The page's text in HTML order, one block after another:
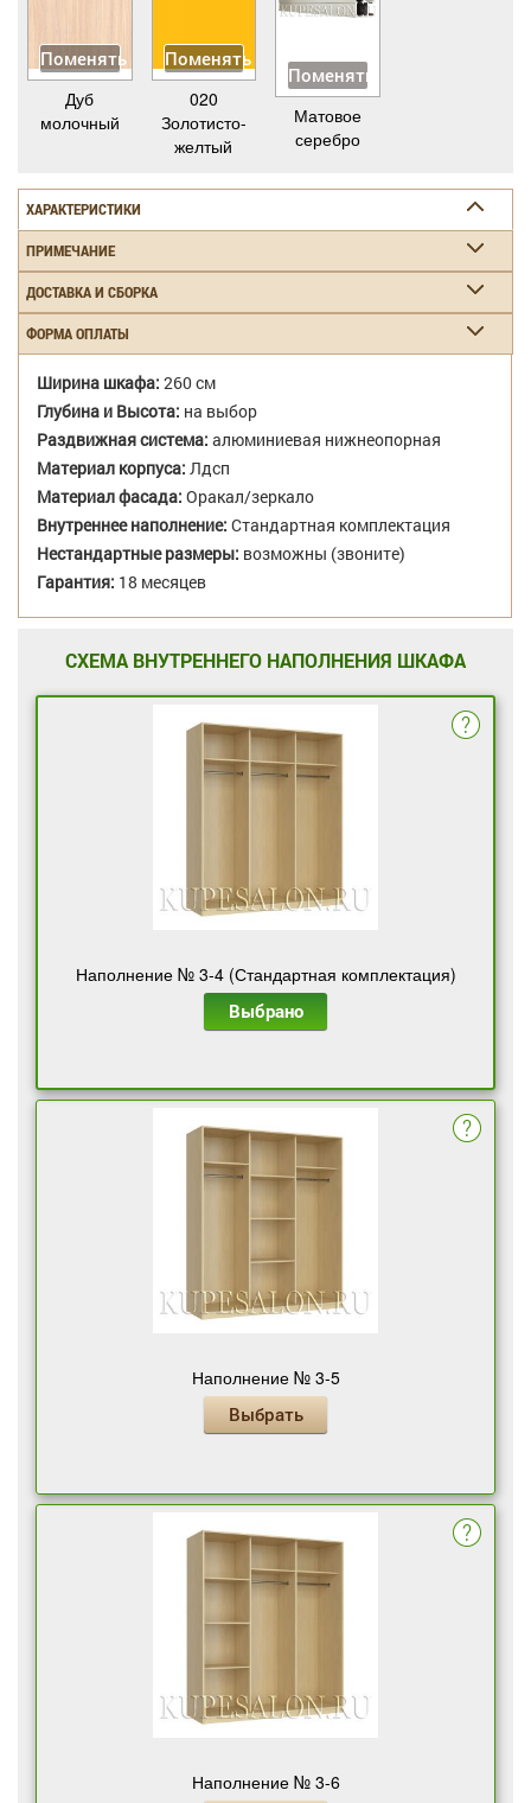
Поменять
Дуб
молочный
Поменять
020
Золотисто-
желтый
Поменять
Матовое
серебро
ХАРАКТЕРИСТИКИ
ПРИМЕЧАНИЕ
ДОСТАВКА И СБОРКА
ФОРМА ОПЛАТЫ
Ширина шкафа: 260 см
Глубина и Высота: на выбор
Раздвижная система: алюминиевая нижнеопорная
Материал корпуса: Лдсп
Материал фасада: Оракал/зеркало
Внутреннее наполнение: Стандартная комплектация
Нестандартные размеры: возможны (звоните)
Гарантия: 18 месяцев
СХЕМА ВНУТРЕННЕГО НАПОЛНЕНИЯ ШКАФА
Наполнение № 3-4 (Стандартная комплектация)
Выбрано
Наполнение № 3-5
Выбрать
Наполнение № 3-6